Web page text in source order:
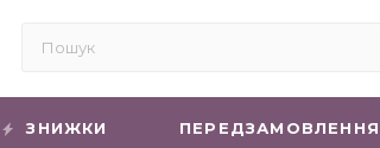
ЗНИЖКИ ПЕРЕДЗАМОВЛЕННЯ